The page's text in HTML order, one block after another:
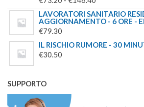
DI
PREZZO:
€73.20
LAVORATORI SANITARIO
AGGIORNAMENTO - 6 ORE -
€79.30
IL RISCHIO RUMORE - 30
€30.50
SUPPORTO